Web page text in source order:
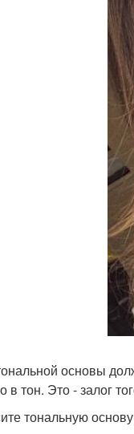
основы
в тон. Это - залог
тональную